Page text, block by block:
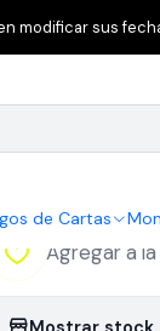
de Cartas
modificar sus
Revival
Saint
Agregar a